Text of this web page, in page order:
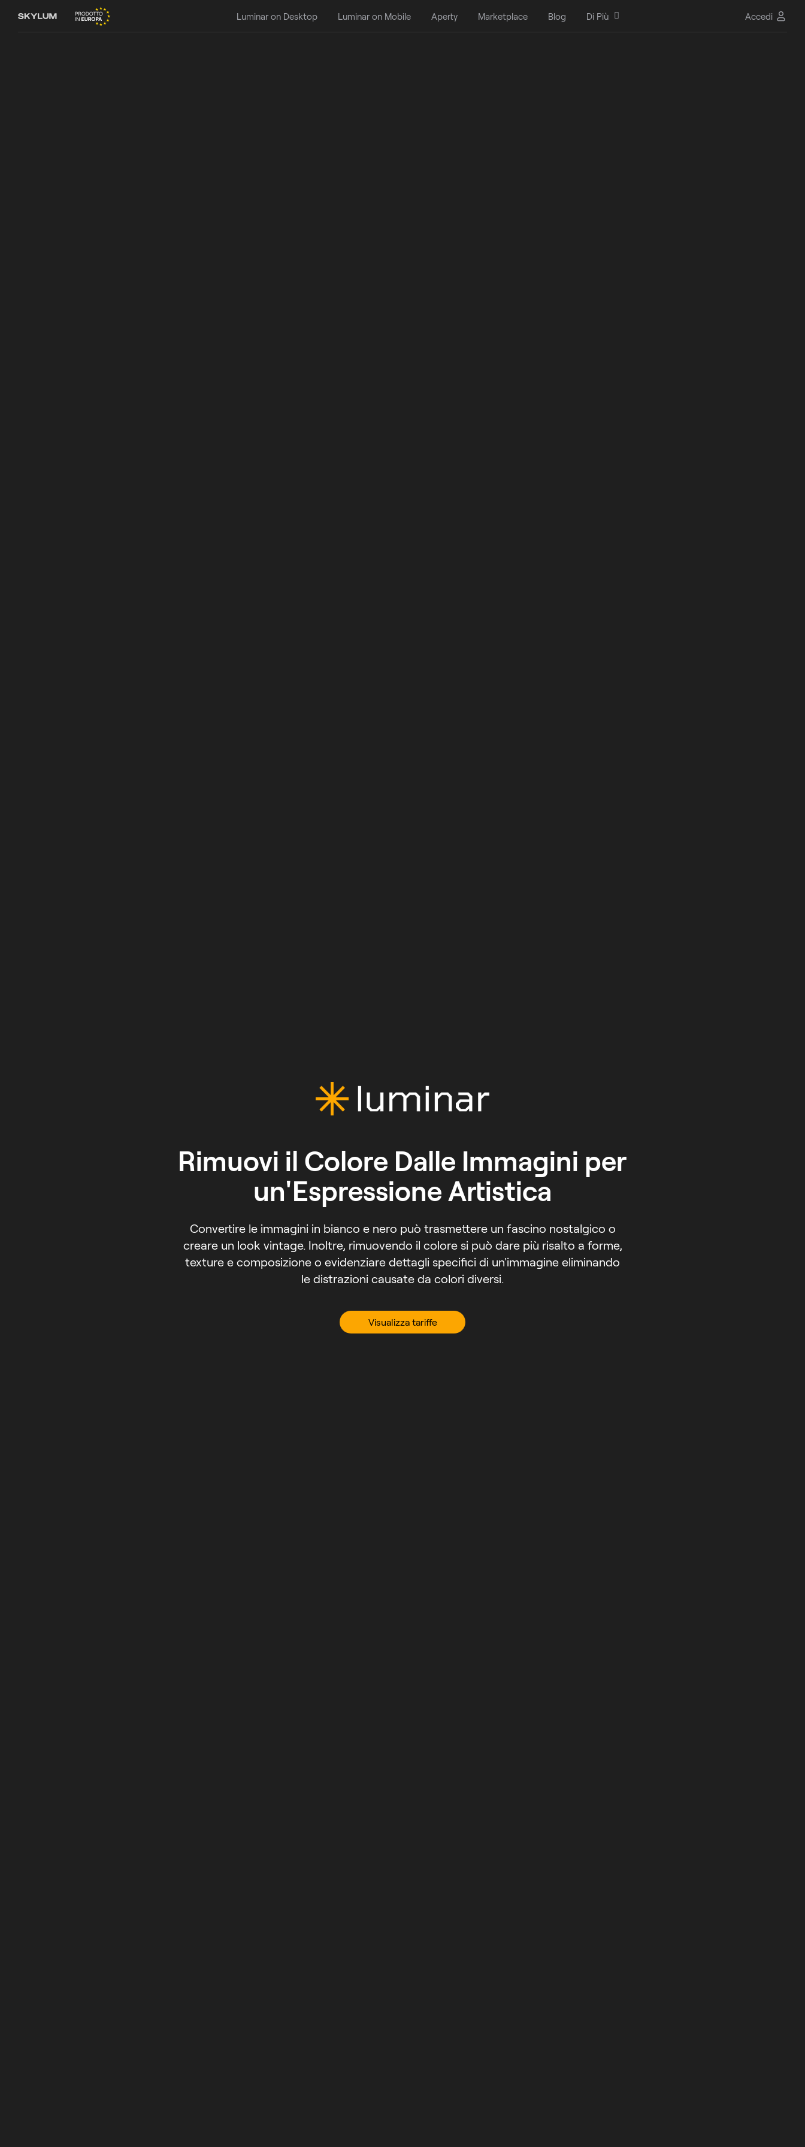
Luminar on Desktop Luminar on Mobile Aperty Marketplace Blog Di Più Accedi
Rimuovi il Colore Dalle Immagini per
un'Espressione Artistica
Convertire le immagini in bianco e nero può trasmettere un fascino nostalgico o
creare un look vintage. Inoltre, rimuovendo il colore si può dare più risalto a forme,
texture e composizione o evidenziare dettagli specifici di un'immagine eliminando
le distrazioni causate da colori diversi.
Visualizza tariffe